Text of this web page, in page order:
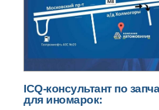
ICQ-консультант по
для иномарок: